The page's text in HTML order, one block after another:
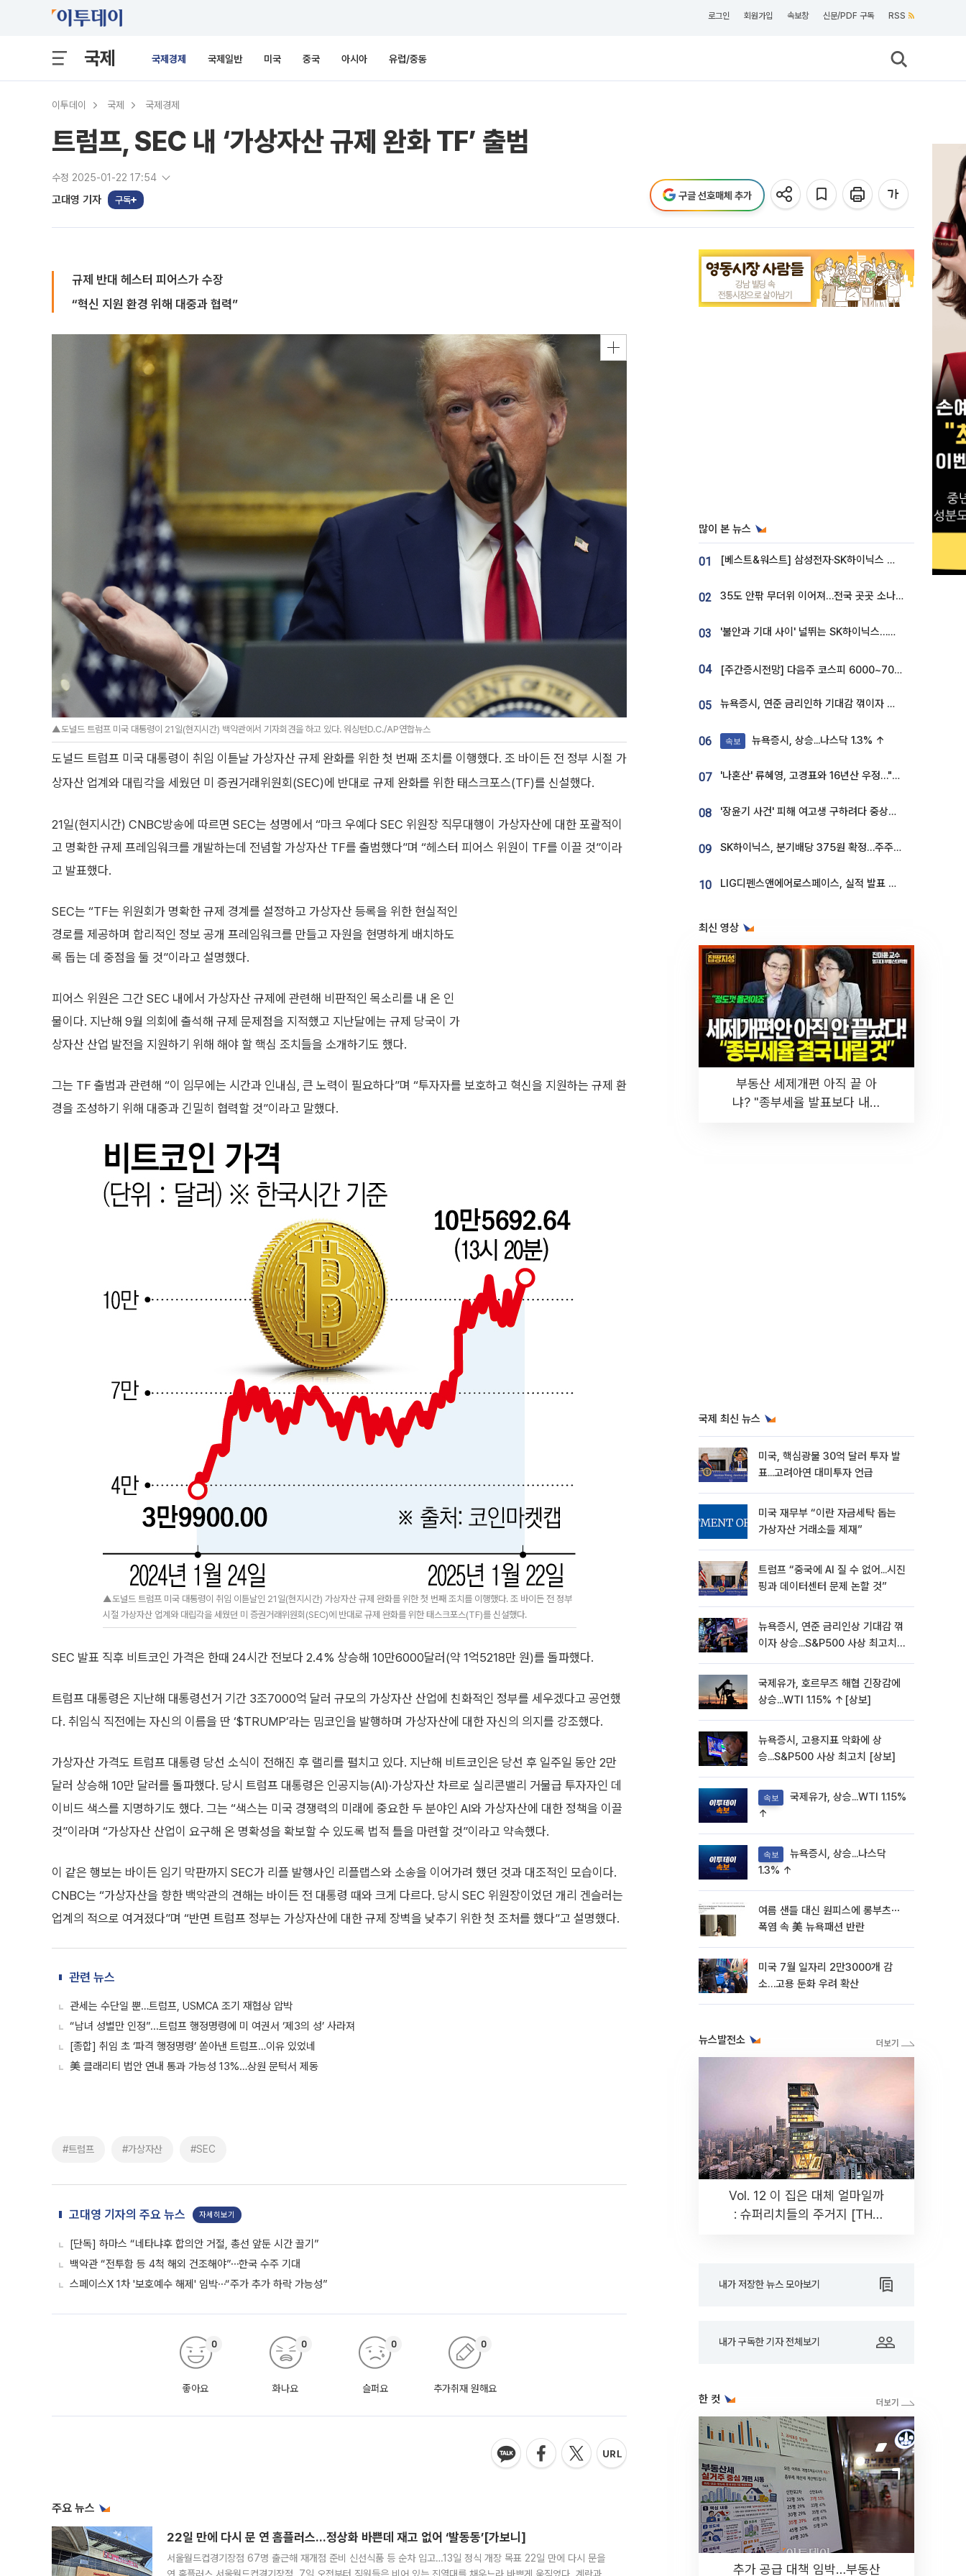
로그인 회원가입 속보창 신문/PDF 구독 RSS
국제 국제경제 국제일반 미국 중국 아시아 유럽/중동
이투데이 국제 국제경제
트럼프, SEC 내 ‘가상자산 규제 완화 TF’ 출범
수정 2025-01-22 17:54
고대영 기자 구독 구글 선호매체 추가
규제 반대 헤스터 피어스가 수장
“혁신 지원 환경 위해 대중과 협력”
▲도널드 트럼프 미국 대통령이 21일(현지시간) 백악관에서 기자회견을 하고 있다. 워싱턴D.C./AP연합뉴스
도널드 트럼프 미국 대통령이 취임 이튿날 가상자산 규제 완화를 위한 첫 번째 조치를 이행했다. 조 바이든 전 정부 시절 가
상자산 업계와 대립각을 세웠던 미 증권거래위원회(SEC)에 반대로 규제 완화를 위한 태스크포스(TF)를 신설했다.
21일(현지시간) CNBC방송에 따르면 SEC는 성명에서 “마크 우예다 SEC 위원장 직무대행이 가상자산에 대한 포괄적이
고 명확한 규제 프레임워크를 개발하는데 전념할 가상자산 TF를 출범했다”며 “헤스터 피어스 위원이 TF를 이끌 것”이라
고 발표했다.
SEC는 “TF는 위원회가 명확한 규제 경계를 설정하고 가상자산 등록을 위한 현실적인
경로를 제공하며 합리적인 정보 공개 프레임워크를 만들고 자원을 현명하게 배치하도
록 돕는 데 중점을 둘 것”이라고 설명했다.
피어스 위원은 그간 SEC 내에서 가상자산 규제에 관련해 비판적인 목소리를 내 온 인
물이다. 지난해 9월 의회에 출석해 규제 문제점을 지적했고 지난달에는 규제 당국이 가
상자산 산업 발전을 지원하기 위해 해야 할 핵심 조치들을 소개하기도 했다.
그는 TF 출범과 관련해 “이 임무에는 시간과 인내심, 큰 노력이 필요하다”며 “투자자를 보호하고 혁신을 지원하는 규제 환
경을 조성하기 위해 대중과 긴밀히 협력할 것”이라고 말했다.
▲도널드 트럼프 미국 대통령이 취임 이튿날인 21일(현지시간) 가상자산 규제 완화를 위한 첫 번째 조치를 이행했다. 조 바이든 전 정부
시절 가상자산 업계와 대립각을 세웠던 미 증권거래위원회(SEC)에 반대로 규제 완화를 위한 태스크포스(TF)를 신설했다.
SEC 발표 직후 비트코인 가격은 한때 24시간 전보다 2.4% 상승해 10만6000달러(약 1억5218만 원)를 돌파했다.
트럼프 대통령은 지난해 대통령선거 기간 3조7000억 달러 규모의 가상자산 산업에 친화적인 정부를 세우겠다고 공언했
다. 취임식 직전에는 자신의 이름을 딴 ‘$TRUMP’라는 밈코인을 발행하며 가상자산에 대한 자신의 의지를 강조했다.
가상자산 가격도 트럼프 대통령 당선 소식이 전해진 후 랠리를 펼치고 있다. 지난해 비트코인은 당선 후 일주일 동안 2만
달러 상승해 10만 달러를 돌파했다. 당시 트럼프 대통령은 인공지능(AI)·가상자산 차르로 실리콘밸리 거물급 투자자인 데
이비드 색스를 지명하기도 했다. 그는 “색스는 미국 경쟁력의 미래에 중요한 두 분야인 AI와 가상자산에 대한 정책을 이끌
것”이라며 “가상자산 산업이 요구해 온 명확성을 확보할 수 있도록 법적 틀을 마련할 것”이라고 약속했다.
이 같은 행보는 바이든 임기 막판까지 SEC가 리플 발행사인 리플랩스와 소송을 이어가려 했던 것과 대조적인 모습이다.
CNBC는 “가상자산을 향한 백악관의 견해는 바이든 전 대통령 때와 크게 다르다. 당시 SEC 위원장이었던 개리 겐슬러는
업계의 적으로 여겨졌다”며 “반면 트럼프 정부는 가상자산에 대한 규제 장벽을 낮추기 위한 첫 조처를 했다”고 설명했다.
관련 뉴스
관세는 수단일 뿐…트럼프, USMCA 조기 재협상 압박
“남녀 성별만 인정”...트럼프 행정명령에 미 여권서 ‘제3의 성’ 사라져
[종합] 취임 초 ‘파격 행정명령’ 쏟아낸 트럼프…이유 있었네
美 클래리티 법안 연내 통과 가능성 13%…상원 문턱서 제동
#트럼프 #가상자산 #SEC
고대영 기자의 주요 뉴스 자세히보기
[단독] 하마스 “네타냐후 합의안 거절, 총선 앞둔 시간 끌기”
백악관 “전투함 등 4척 해외 건조해야”⋯한국 수주 기대
스페이스X 1차 '보호예수 해제' 임박⋯“주가 추가 하락 가능성”
좋아요
0
화나요
0
슬퍼요
0
추가취재 원해요
0
주요 뉴스
22일 만에 다시 문 연 홈플러스…정상화 바쁜데 재고 없어 ‘발동동’[가보니]
서울월드컵경기장점 67명 출근해 재개점 준비 신선식품 등 순차 입고…13일 정식 개장 목표 22일 만에 다시 문을
많이 본 뉴스
01 [베스트&워스트] 삼성전자·SK하이닉스 밀린 한 주…상상인증권은 85% 급등
02 35도 안팎 무더위 이어져…전국 곳곳 소나기 [오늘 날씨]
03 '불안과 기대 사이' 널뛰는 SK하이닉스…증권가 "HBM4·LTA 기반 펀터멘털 견고"
04 [주간증시전망] 다음주 코스피 6000~7000⋯“外人 수급은 정책이 변수”
05 뉴욕증시, 연준 금리인하 기대감 꺾이자 상승...S&P500 사상 최고치 [종합]
06 속보 뉴욕증시, 상승...나스닥 1.3% ↑
07 '나혼산' 류혜영, 고경표와 16년산 우정…"자취방서 부모님과 마주쳐"
08 '장윤기 사건' 피해 여고생 구하려다 중상…고교생 의상자 지정
09 SK하이닉스, 분기배당 375원 확정…주주환원책 9월로 앞당겨 발표
10 LIG디펜스앤에어로스페이스, 실적 발표 후 급락→반등⋯증권가 “28년까지 튼튼”
최신 영상
부동산 세제개편 아직 끝 아
냐? "종부세율 발표보다 내릴
국제 최신 뉴스
미국, 핵심광물 30억 달러 투자 발
표...고려아연 대미투자 언급
미국 재무부 “이란 자금세탁 돕는
가상자산 거래소들 제재”
트럼프 “중국에 AI 질 수 없어...시진
핑과 데이터센터 문제 논할 것”
뉴욕증시, 연준 금리인상 기대감 꺾
이자 상승...S&P500 사상 최고치
국제유가, 호르무즈 해협 긴장감에
상승...WTI 1.15% ↑[상보]
뉴욕증시, 고용지표 악화에 상
승...S&P500 사상 최고치 [상보]
속보
↑
속보
1.3% ↑
여름 샌들 대신 원피스에 롱부츠⋯
폭염 속 美 뉴욕패션 반란
미국 7월 일자리 2만3000개 감
소…고용 둔화 우려 확산
뉴스발전소
Vol. 12 이 집은 대체 얼마일까
: 슈퍼리치들의 주거지 [THE
내가 저장한 뉴스 모아보기
내가 구독한 기자 전체보기
한 컷
추가 공급 대책 임박…부동산